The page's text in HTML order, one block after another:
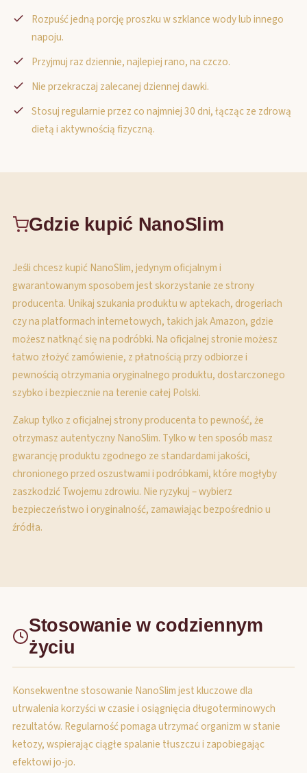
Rozpuść jedną porcję proszku w szklance wody lub innego
napoju.
Przyjmuj raz dziennie, najlepiej rano, na czczo.
Nie przekraczaj zalecanej dziennej dawki.
Stosuj regularnie przez co najmniej 30 dni, łącząc ze zdrową
dietą i aktywnością fizyczną.
Gdzie kupić NanoSlim
Jeśli chcesz kupić NanoSlim, jedynym oficjalnym i
gwarantowanym sposobem jest skorzystanie ze strony
producenta. Unikaj szukania produktu w aptekach, drogeriach
czy na platformach internetowych, takich jak Amazon, gdzie
możesz natknąć się na podróbki. Na oficjalnej stronie możesz
łatwo złożyć zamówienie, z płatnością przy odbiorze i
pewnością otrzymania oryginalnego produktu, dostarczonego
szybko i bezpiecznie na terenie całej Polski.
Zakup tylko z oficjalnej strony producenta to pewność, że
otrzymasz autentyczny NanoSlim. Tylko w ten sposób masz
gwarancję produktu zgodnego ze standardami jakości,
chronionego przed oszustwami i podróbkami, które mogłyby
zaszkodzić Twojemu zdrowiu. Nie ryzykuj – wybierz
bezpieczeństwo i oryginalność, zamawiając bezpośrednio u
źródła.
Stosowanie w codziennym
życiu
Konsekwentne stosowanie NanoSlim jest kluczowe dla
utrwalenia korzyści w czasie i osiągnięcia długoterminowych
rezultatów. Regularność pomaga utrzymać organizm w stanie
ketozy, wspierając ciągłe spalanie tłuszczu i zapobiegając
efektowi jo-jo.